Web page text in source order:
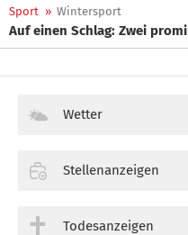
Sport » Wintersport
Auf einen Schlag: Zwei
Wetter
Stellenanzeigen
Todesanzeigen